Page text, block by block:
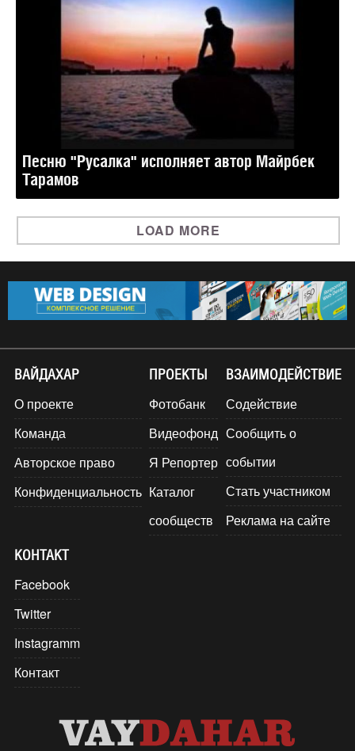
Песню "Русалка" исполняет автор Майрбек
Тарамов
LOAD MORE
ВАЙДАХАР
О проекте
Команда
Авторское право
Конфиденциальность
ПРОЕКТЫ
Фотобанк
Видеофонд
Я Репортер
Каталог
сообществ
ВЗАИМОДЕЙСТВИЕ
Содействие
Сообщить о
событии
Стать участником
Реклама на сайте
КОНТАКТ
Facebook
Twitter
Instagramm
Контакт